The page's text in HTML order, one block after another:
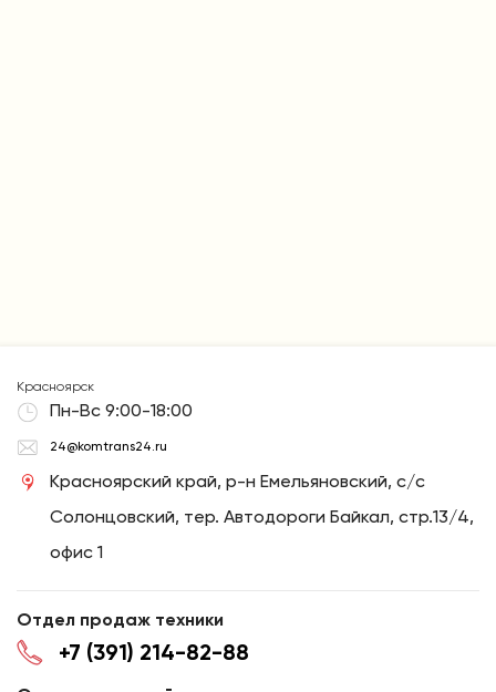
Красноярск
Пн-Вс 9:00-18:00
24@komtrans24.ru
Красноярский край, р-н Емельяновский, с/с
Солонцовский, тер. Автодороги Байкал, стр.13/4,
офис 1
Отдел продаж техники
+7 (391) 214-82-88